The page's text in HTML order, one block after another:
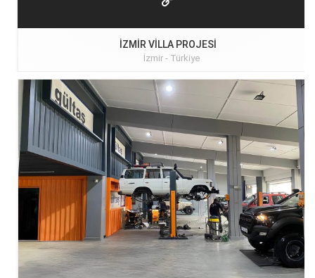
İZMIR VILLA PROJESI
İzmir - Türkiye